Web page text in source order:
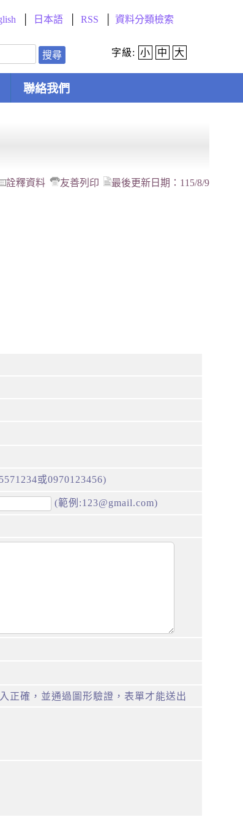
日本語 RSS 資料分類檢索
搜尋 字級: 小 中 大
聯絡我們
詮釋資料 友善列印 最後更新日期： 115/8/9
或0970123456)
(範例:123@gmail.com)
正確，並通過圖形驗證，表單才能送出